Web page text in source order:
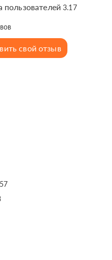
пользователей3.17
свой отзыв